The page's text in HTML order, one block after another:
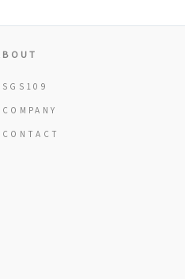
SGS109
COMPANY
CONTACT